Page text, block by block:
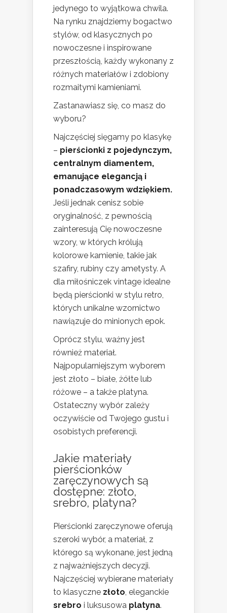
jedynego to wyjątkowa chwila.
Na rynku znajdziemy bogactwo
stylów, od klasycznych po
nowoczesne i inspirowane
przeszłością, każdy wykonany z
różnych materiałów i zdobiony
rozmaitymi kamieniami.
Zastanawiasz się, co masz do
wyboru?
Najczęściej sięgamy po klasykę
– pierścionki z pojedynczym,
centralnym diamentem,
emanujące elegancją i
ponadczasowym wdziękiem.
Jeśli jednak cenisz sobie
oryginalność, z pewnością
zainteresują Cię nowoczesne
wzory, w których królują
kolorowe kamienie, takie jak
szafiry, rubiny czy ametysty. A
dla miłośniczek vintage idealne
będą pierścionki w stylu retro,
których unikalne wzornictwo
nawiązuje do minionych epok.
Oprócz stylu, ważny jest
również materiał.
Najpopularniejszym wyborem
jest złoto – białe, żółte lub
różowe – a także platyna.
Ostateczny wybór zależy
oczywiście od Twojego gustu i
osobistych preferencji.
Jakie materiały
pierścionków
zaręczynowych są
dostępne: złoto,
srebro, platyna?
Pierścionki zaręczynowe oferują
szeroki wybór, a materiał, z
którego są wykonane, jest jedną
z najważniejszych decyzji.
Najczęściej wybierane materiały
to klasyczne złoto, eleganckie
srebro i luksusowa platyna.